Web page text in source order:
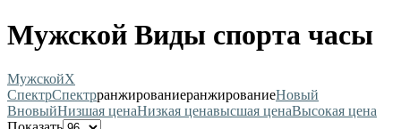
Мужской Виды спорта часы
МужскойX
СпектрСпектрранжированиеранжированиеНовый
ВновыйНизшая ценаНизкая ценавысшая ценаВысокая цена